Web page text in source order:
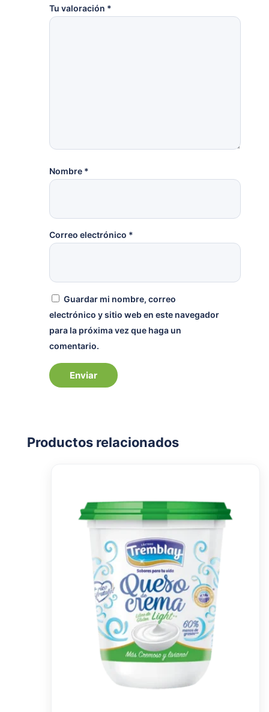
Tu valoración *
Nombre *
Correo electrónico *
Guardar mi nombre, correo
electrónico y sitio web en este navegador
para la próxima vez que haga un
comentario.
Productos relacionados